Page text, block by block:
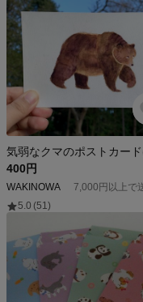
400円
WAKINOWA
7,000円以上で
5.0 (51)